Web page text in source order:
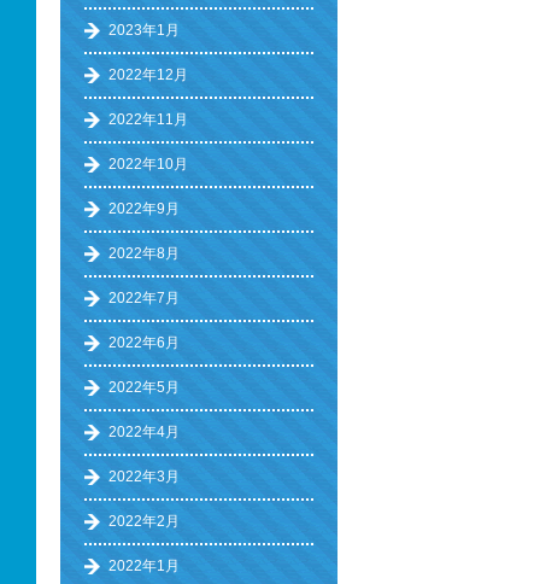
2023年1月
2022年12月
2022年11月
2022年10月
2022年9月
2022年8月
2022年7月
2022年6月
2022年5月
2022年4月
2022年3月
2022年2月
2022年1月